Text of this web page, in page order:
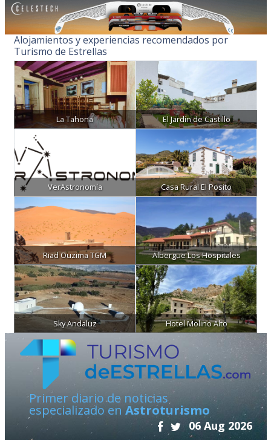
Alojamientos y experiencias recomendados por
Turismo de Estrellas
La Tahona El Jardín de Castillo
VerAstronomía Casa Rural El Posito
Riad Ouzima TGM Albergue Los Hospitales
Sky Andaluz Hotel Molino Alto
Primer diario de noticias
especializado en Astroturismo
06 Aug 2026